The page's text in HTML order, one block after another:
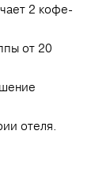
2 кофе-
от 20
отеля.